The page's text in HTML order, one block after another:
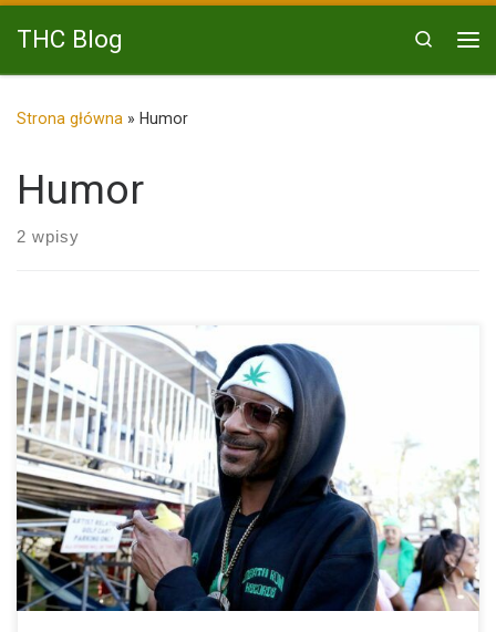
Przejdź do treści
THC Blog
Search
Strona główna » Humor
Humor
2 wpisy
Snoop Dogg, legenda hip-hopu i jednocześnie wielki miłośnik
marihuany, niedawno […]